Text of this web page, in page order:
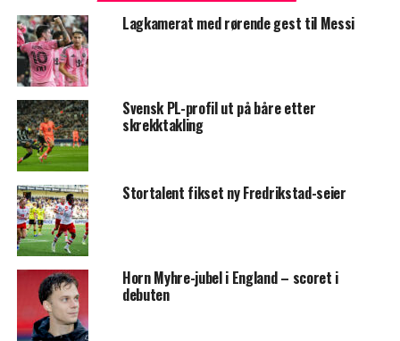
Lagkamerat med rørende gest til Messi
Svensk PL-profil ut på båre etter
skrekktakling
Stortalent fikset ny Fredrikstad-seier
Horn Myhre-jubel i England – scoret i
debuten